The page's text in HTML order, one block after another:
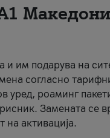
и им подарува на
согласно
уред, роаминг
Замената се
на активација.